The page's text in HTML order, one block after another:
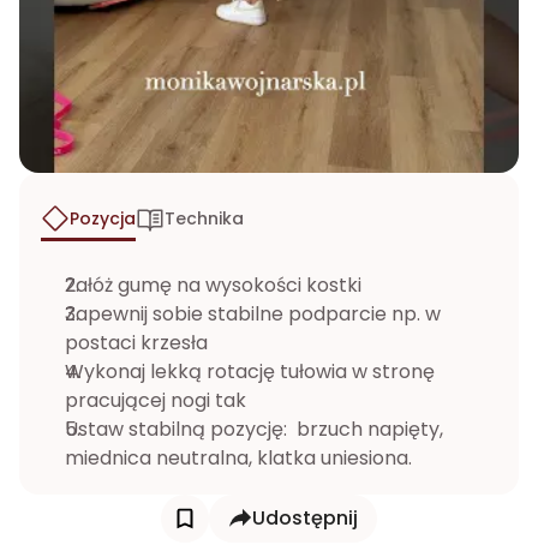
Pozycja Technika
Załóż gumę na wysokości kostki
Zapewnij sobie stabilne podparcie np. w
postaci krzesła
Wykonaj lekką rotację tułowia w stronę
pracującej nogi tak
Ustaw stabilną pozycję:  brzuch napięty,
miednica neutralna, klatka uniesiona.
Udostępnij